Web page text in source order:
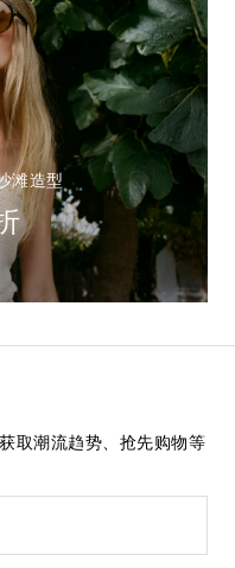
滩造型
取潮流趋势、抢先购物等